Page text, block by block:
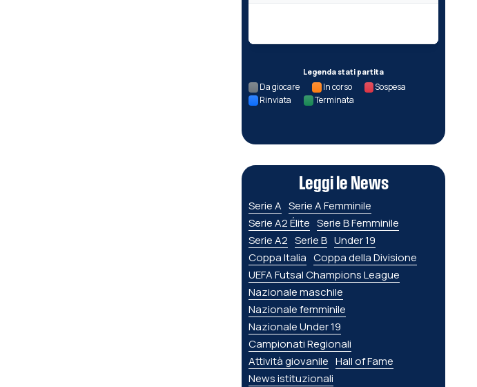
Legenda stati partita
Da giocare In corso
Sospesa
Rinviata
Terminata
Leggi le News
Serie A Serie A Femminile
Serie A2 Élite Serie B Femminile
Serie A2 Serie B Under 19
Coppa Italia Coppa della Divisione
UEFA Futsal Champions League
Nazionale maschile
Nazionale femminile
Nazionale Under 19
Campionati Regionali
Attività giovanile Hall of Fame
News istituzionali